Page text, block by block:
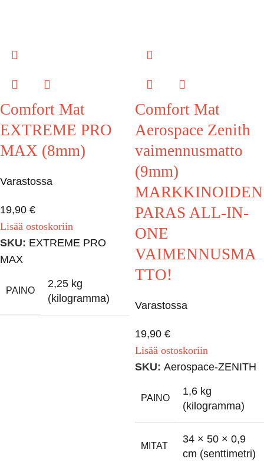
Comfort Mat
EXTREME PRO
MAX (8mm)
Varastossa
19,90 €
Lisää ostoskoriin
SKU: EXTREME PRO
MAX
PAINO
2,25 kg
(kilogramma)
Comfort Mat
Aerospace Zenith
vaimennusmatto
(9mm)
MARKKINOIDEN
PARAS ALL-IN-
ONE
VAIMENNUSMA
TTO!
Varastossa
19,90 €
Lisää ostoskoriin
SKU: Aerospace-ZENITH
PAINO
1,6 kg
(kilogramma)
MITAT
34 × 50 × 0,9
cm (senttimetri)